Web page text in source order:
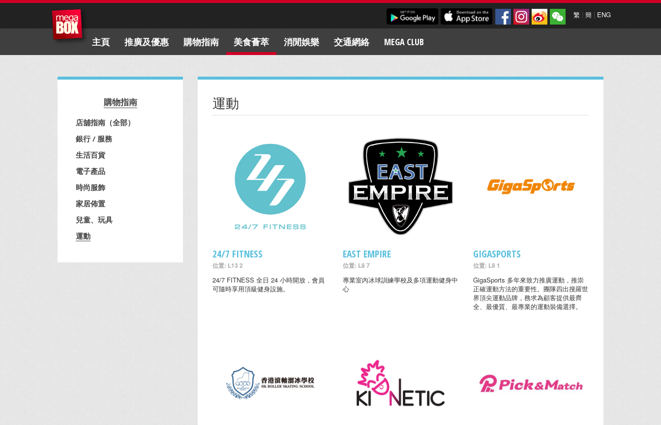
繁 | 簡 | ENG
主頁 推廣及優惠 購物指南 美食薈萃 消閒娛樂 交通網絡 MEGA CLUB
購物指南
店舖指南（全部）
銀行 / 服務
生活百貨
電子產品
時尚服飾
家居佈置
兒童、玩具
運動
運動
24/7 FITNESS
位置: L13 2
24/7 FITNESS 全日 24 小時開放，會員
可隨時享用頂級健身設施。
EAST EMPIRE
位置: L8 7
專業室內冰球訓練學校及多項運動健身中
心
GIGASPORTS
位置: L8 1
GigaSports 多年來致力推廣運動，推崇
正確運動方法的重要性。團隊四出搜羅世
界頂尖運動品牌，務求為顧客提供最齊
全、最優質、最專業的運動裝備選擇。